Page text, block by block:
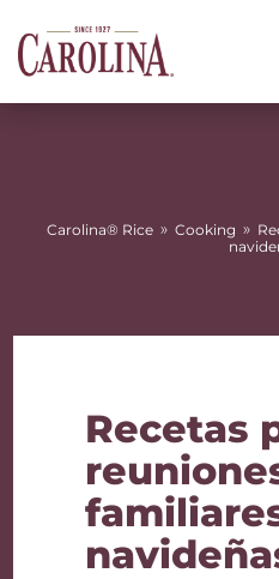
Carolina® Rice » Cooking »
Recetas